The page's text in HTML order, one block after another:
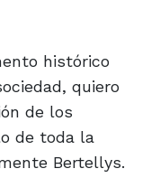
histórico
quiero
de los
de toda la
Bertellys.